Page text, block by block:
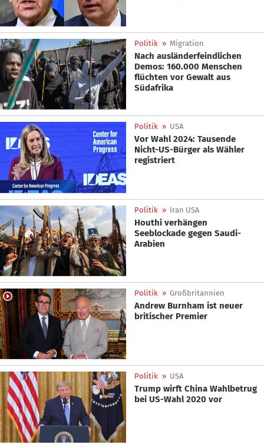
Politik » Migration
Nach ausländerfeindlichen
Demos: 160.000 Menschen
flüchten vor Gewalt aus
Südafrika
Politik » USA
Vor Wahl 2024: Tausende
Nicht-US-Bürger als Wähler
registriert
Politik » Iran USA
Houthi verhängen
Seeblockade gegen Saudi-
Arabien
Politik » Großbritannien
Andrew Burnham ist neuer
britischer Premier
Politik » USA
Trump wirft China Wahlbetrug
bei US-Wahl 2020 vor